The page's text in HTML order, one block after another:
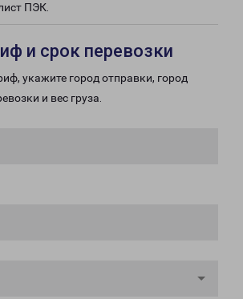
ПЭК.
и срок перевозки
укажите город отправки, город
и вес груза.